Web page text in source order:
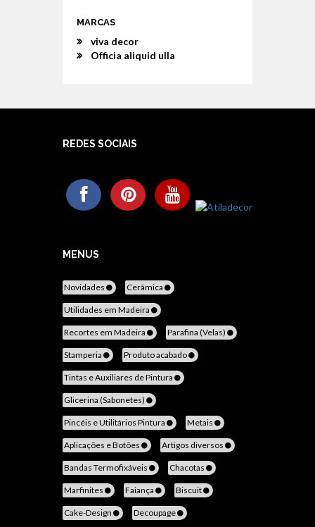
MARCAS
viva decor
Officia aliquid ulla
REDES SOCIAIS
MENUS
Novidades Cerâmica
Utilidades em Madeira
Recortes em Madeira Parafina (Velas)
Stamperia Produto acabado
Tintas e Auxiliares de Pintura
Glicerina (Sabonetes)
Pincéis e Utilitários Pintura Metais
Aplicações e Botões Artigos diversos
Bandas Termofixáveis Chacotas
Marfinites Faiança Biscuit
Cake-Design Decoupage